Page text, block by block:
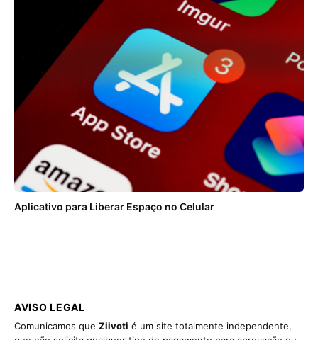
Aplicativo para Liberar Espaço no Celular
AVISO LEGAL
Comunicamos que Ziivoti é um site totalmente independente,